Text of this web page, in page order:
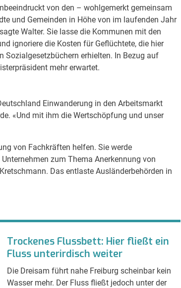
von den – wohlgemerkt gemeinsam
und Gemeinden in Höhe von im laufenden Jahr
Walter. Sie lasse die Kommunen mit den
ignoriere die Kosten für Geflüchtete, die hier
Sozialgesetzbüchern erhielten. In Bezug auf
mehr erwartet.
Einwanderung in den Arbeitsmarkt
«Und mit ihm die Wertschöpfung und unser
von Fachkräften helfen. Sie werde
zum Thema Anerkennung von
Das entlaste Ausländerbehörden in
Trockenes Flussbett: Hier fließt ein
Fluss unterirdisch weiter
Die Dreisam führt nahe Freiburg scheinbar kein
Wasser mehr. Der Fluss fließt jedoch unter der